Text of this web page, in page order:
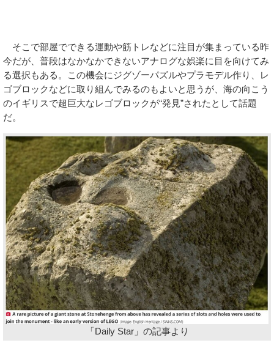
そこで部屋でできる運動や筋トレなどに注目が集まっている昨
今だが、普段はなかなかできないアナログな娯楽に目を向けてみ
る選択もある。この機会にジグゾーパズルやプラモデル作り、レ
ゴブロックなどに取り組んでみるのもよいと思うが、海の向こう
のイギリスで超巨大なレゴブロックが“発見”されたとして話題
だ。
「Daily Star」の記事より